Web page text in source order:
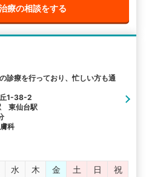
療の相談をする
診療を行っており、忙しい方も通
丘1-38-2
東仙台駅
科
水 木 金 土 日
祝